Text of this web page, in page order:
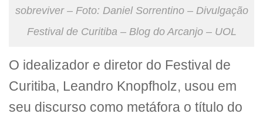
sobreviver – Foto: Daniel Sorrentino – Divulgação
Festival de Curitiba – Blog do Arcanjo – UOL
O idealizador e diretor do Festival de
Curitiba, Leandro Knopfholz, usou em
seu discurso como metáfora o título do